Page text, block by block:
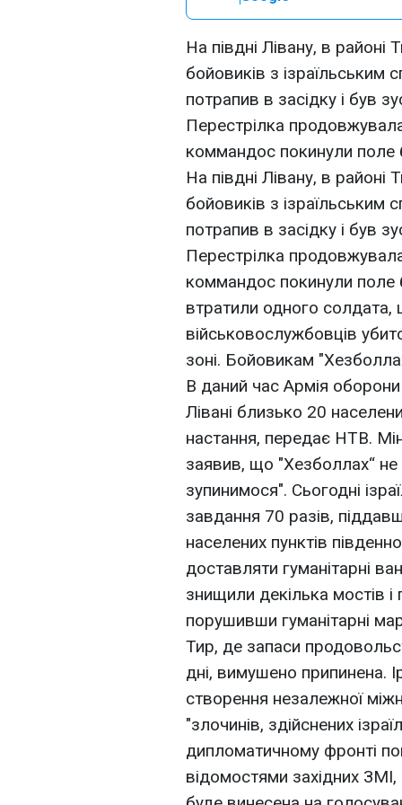
На півдні Лівану, в районі
бойовиків з ізраїльським
потрапив в засідку і був
Перестрілка
коммандос покинули поле
На півдні Лівану, в районі
бойовиків з ізраїльським
потрапив в засідку і був
Перестрілка
коммандос покинули поле
втратили одного
військовослужбовців
зоні. Бойовикам
В даний час Армія
Лівані близько 20
настання, передає НТВ.
заявив, що "Хезболлах“
зупинимося". Сьогодні
завдання 70 разів,
населених пунктів
доставляти гуманітарні
знищили декілька мостів
порушивши гуманітарні
Тир, де запаси
дні, вимушено припинена.
створення незалежної
"злочинів, здійснених
дипломатичному фронті
відомостями західних